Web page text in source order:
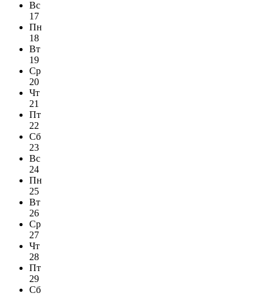
Вс
17
Пн
18
Вт
19
Ср
20
Чт
21
Пт
22
Сб
23
Вс
24
Пн
25
Вт
26
Ср
27
Чт
28
Пт
29
Сб